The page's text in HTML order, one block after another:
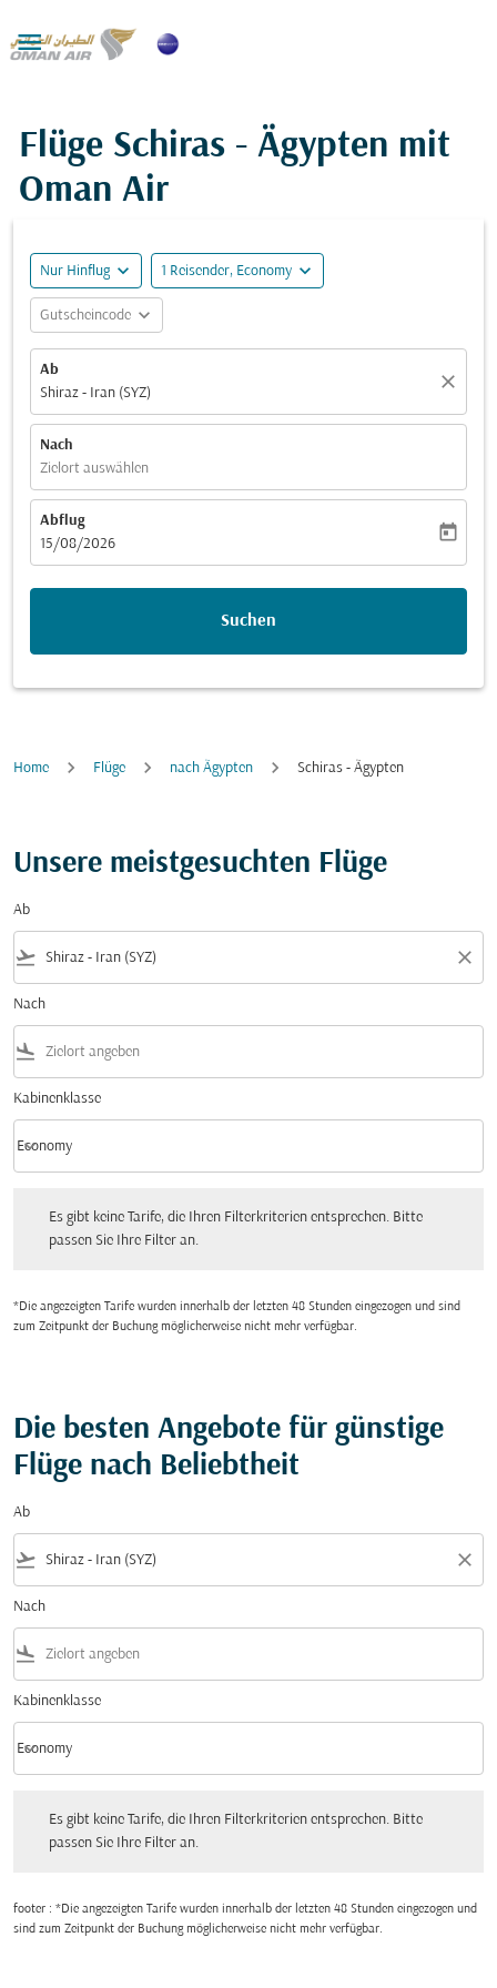

Flüge Schiras - Ägypten mit
Oman Air
Nur Hinflug expand_more 1 Reisender, Economy expand_more
Gutscheincode expand_more
Ab
Shiraz - Iran (SYZ)
close
Nach
Zielort auswählen
Abflug
fc-booking-departure-date-aria-label
15/08/2026
today
Suchen
Home Flüge nach Ägypten Schiras - Ägypten
Unsere meistgesuchten Flüge
Ab
flight_takeoff close
Nach
flight_land
Kabinenklasse
Kabinenklasse option Economy Selected
Economy
keyboard_arrow_down
Es gibt keine Tarife, die Ihren Filterkriterien entsprechen. Bitte
passen Sie Ihre Filter an.
*Die angezeigten Tarife wurden innerhalb der letzten 48 Stunden eingezogen und sind
zum Zeitpunkt der Buchung möglicherweise nicht mehr verfügbar.
Die besten Angebote für günstige
Flüge nach Beliebtheit
Ab
flight_takeoff close
Nach
flight_land
Kabinenklasse
Kabinenklasse option Economy Selected
Economy
keyboard_arrow_down
Es gibt keine Tarife, die Ihren Filterkriterien entsprechen. Bitte
passen Sie Ihre Filter an.
footer : *Die angezeigten Tarife wurden innerhalb der letzten 48 Stunden eingezogen und
sind zum Zeitpunkt der Buchung möglicherweise nicht mehr verfügbar.